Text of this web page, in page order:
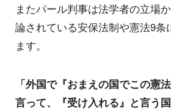
またパール判事は法学者の立場
論されている安保法制や憲法9条
ます。
「外国で『おまえの国でこの憲
言って、『受け入れる』と言う